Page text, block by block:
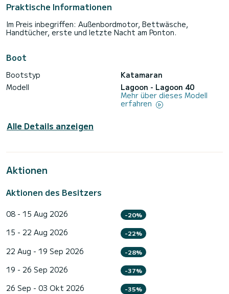
Praktische Informationen
Im Preis inbegriffen: Außenbordmotor, Bettwäsche,
Handtücher, erste und letzte Nacht am Ponton.
Boot
Bootstyp
Katamaran
Modell
Lagoon - Lagoon 40
Mehr über dieses Modell
erfahren
Alle Details anzeigen
Aktionen
Aktionen des Besitzers
08 - 15 Aug 2026 -20%
15 - 22 Aug 2026 -22%
22 Aug - 19 Sep 2026 -28%
19 - 26 Sep 2026 -37%
26 Sep - 03 Okt 2026 -35%